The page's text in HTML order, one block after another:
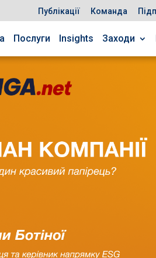
Публікації Команда
Послуги Insights Заходи